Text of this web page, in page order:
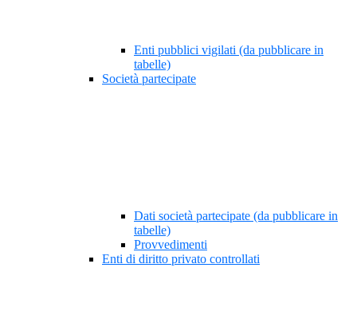
Enti pubblici vigilati (da pubblicare in
tabelle)
Società partecipate
Dati società partecipate (da pubblicare in
tabelle)
Provvedimenti
Enti di diritto privato controllati